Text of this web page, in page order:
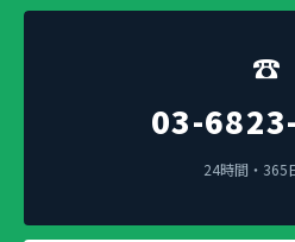
☎
03-
24時間・365